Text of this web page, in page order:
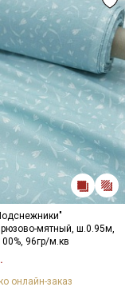
состоянии
от оригинального
вашего монитора и в
мятный, ш.0.95м,
96гр/м.кв
онлайн-заказ
персональных
персональных
и